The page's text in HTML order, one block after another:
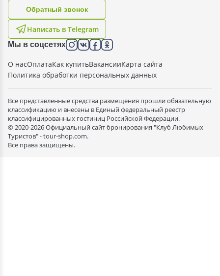
Написать в Telegram
Oбратный звонок
Мы в соцсетях
О насОплатаКак купитьВакансииКарта сайта
Политика обработки персональных данных
Все представленные средства размещения прошли обязательную
классификацию и внесены в Единый федеральный реестр
классифицированных гостиниц Российской Федерации.
© 2020-2026 Официальный сайт бронирования "Клуб Любимых
Туристов" - tour-shop.com.
Все права защищены.